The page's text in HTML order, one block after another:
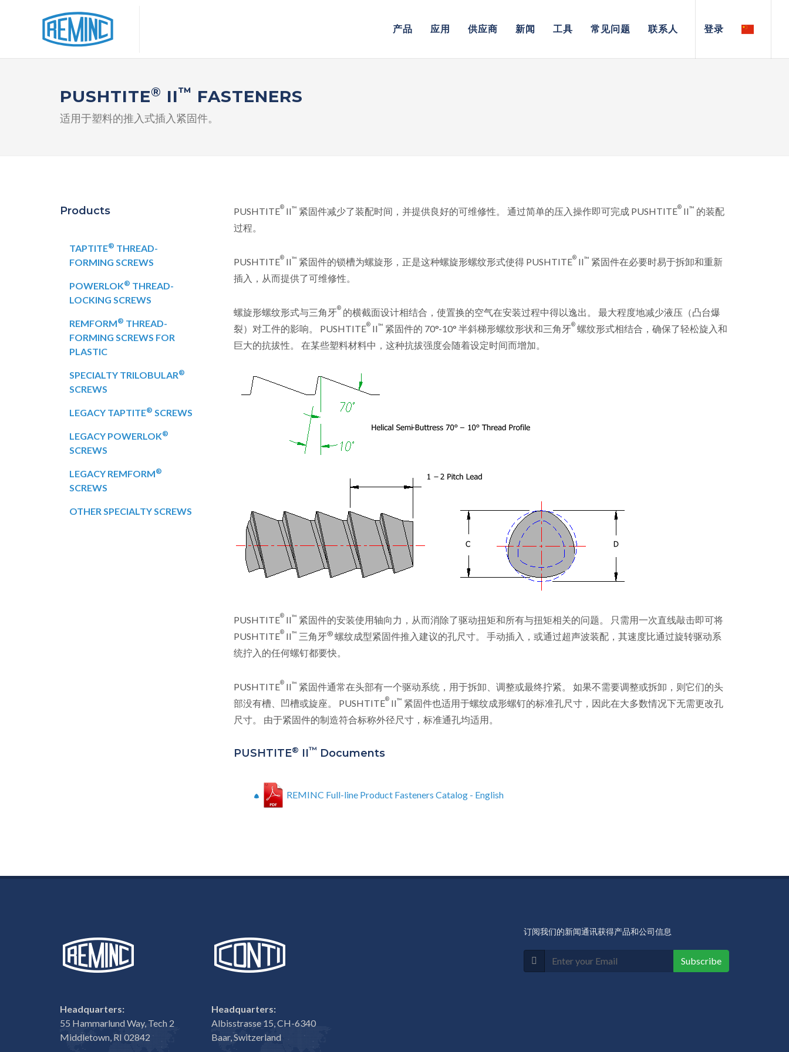
产品 应用 供应商 新闻 工具 常见问题 联系人 登录
PUSHTITE® II™ FASTENERS
适用于塑料的推入式插入紧固件。
PUSHTITE® II™ 紧固件减少了装配时间，并提供良好的可维修性。 通过简单的压入操作即可完成 PUSHTITE® II™ 的装配
过程。
PUSHTITE® II™ 紧固件的锁槽为螺旋形，正是这种螺旋形螺纹形式使得 PUSHTITE® II™ 紧固件在必要时易于拆卸和重新
插入，从而提供了可维修性。
螺旋形螺纹形式与三角牙® 的横截面设计相结合，使置换的空气在安装过程中得以逸出。 最大程度地减少液压（凸台爆
裂）对工件的影响。 PUSHTITE® II™ 紧固件的 70°-10° 半斜梯形螺纹形状和三角牙® 螺纹形式相结合，确保了轻松旋入和
巨大的抗拔性。 在某些塑料材料中，这种抗拔强度会随着设定时间而增加。
PUSHTITE® II™ 紧固件的安装使用轴向力，从而消除了驱动扭矩和所有与扭矩相关的问题。 只需用一次直线敲击即可将
PUSHTITE® II™ 三角牙® 螺纹成型紧固件推入建议的孔尺寸。 手动插入，或通过超声波装配，其速度比通过旋转驱动系
统拧入的任何螺钉都要快。
PUSHTITE® II™ 紧固件通常在头部有一个驱动系统，用于拆卸、调整或最终拧紧。 如果不需要调整或拆卸，则它们的头
部没有槽、凹槽或旋座。 PUSHTITE® II™ 紧固件也适用于螺纹成形螺钉的标准孔尺寸，因此在大多数情况下无需更改孔
尺寸。 由于紧固件的制造符合标称外径尺寸，标准通孔均适用。
PUSHTITE® II™ Documents
REMINC Full-line Product Fasteners Catalog - English
Products
TAPTITE® THREAD-
FORMING SCREWS
POWERLOK® THREAD-
LOCKING SCREWS
REMFORM® THREAD-
FORMING SCREWS FOR
PLASTIC
SPECIALTY TRILOBULAR®
SCREWS
LEGACY TAPTITE® SCREWS
LEGACY POWERLOK®
SCREWS
LEGACY REMFORM®
SCREWS
OTHER SPECIALTY SCREWS
Headquarters:
55 Hammarlund Way, Tech 2
Middletown, RI 02842
Headquarters:
Albisstrasse 15, CH-6340
Baar, Switzerland
订阅我们的新闻通讯获得产品和公司信息
Subscribe